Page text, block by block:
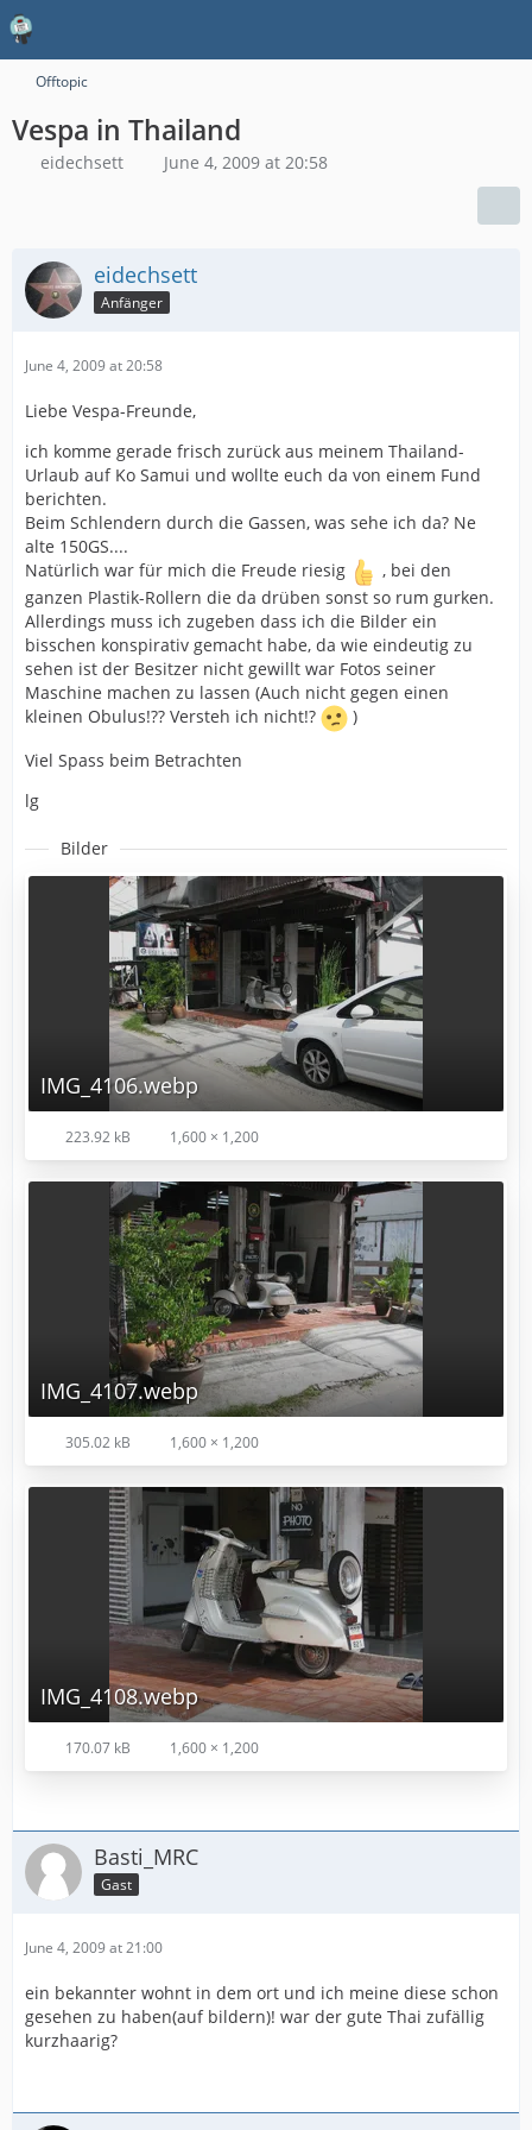
Offtopic
Vespa in Thailand
eidechsett June 4, 2009 at 20:58
eidechsett
Anfänger
June 4, 2009 at 20:58
Liebe Vespa-Freunde,
ich komme gerade frisch zurück aus meinem Thailand-
Urlaub auf Ko Samui und wollte euch da von einem Fund
berichten.
Beim Schlendern durch die Gassen, was sehe ich da? Ne
alte 150GS....
Natürlich war für mich die Freude riesig
, bei den
ganzen Plastik-Rollern die da drüben sonst so rum gurken.
Allerdings muss ich zugeben dass ich die Bilder ein
bisschen konspirativ gemacht habe, da wie eindeutig zu
sehen ist der Besitzer nicht gewillt war Fotos seiner
Maschine machen zu lassen (Auch nicht gegen einen
kleinen Obulus!?? Versteh ich nicht!?
)
Viel Spass beim Betrachten
lg
Bilder
IMG_4106.webp
223.92 kB 1,600 × 1,200
IMG_4107.webp
305.02 kB 1,600 × 1,200
IMG_4108.webp
170.07 kB 1,600 × 1,200
Basti_MRC
Gast
June 4, 2009 at 21:00
ein bekannter wohnt in dem ort und ich meine diese schon
gesehen zu haben(auf bildern)! war der gute Thai zufällig
kurzhaarig?